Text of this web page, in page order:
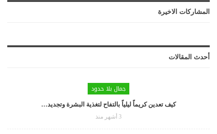
المشاركات الاخيرة
أحدث المقالات
جمال بلا حدود
كيف تعدين كريماً ليلياً بالتفاح لتغذية البشرة وتجديد…
3 أشهر منذ